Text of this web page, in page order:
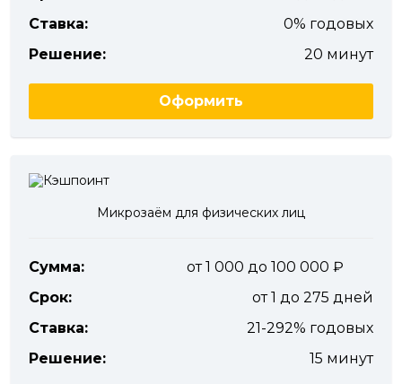
Ставка:
0% годовых
Решение:
20 минут
Оформить
Микрозаём для физических лиц
Сумма:
от 1 000 до 100 000
Срок:
от 1 до 275 дней
Ставка:
21-292% годовых
Решение:
15 минут